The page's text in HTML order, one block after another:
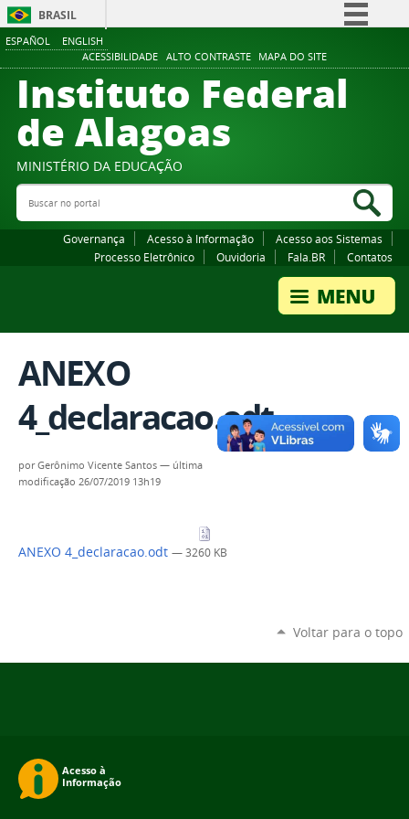
ESPAÑOL ENGLISH
ACESSIBILIDADE ALTO CONTRASTE MAPA DO SITE
BRASIL
Comunica BR
Participe
Canais
Instituto Federal
de Alagoas
MINISTÉRIO DA EDUCAÇÃO
Buscar no portal
Governança Acesso à Informação
Acesso aos Sistemas
Processo Eletrônico
Ouvidoria Fala.BR Contatos
ANEXO
4_declaracao.odt
porGerônimo Vicente Santos — última
modificação 26/07/2019 13h19
ANEXO 4_declaracao.odt — 3260 KB
Voltar para o topo